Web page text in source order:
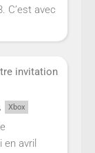
C’est avec
invitation
, Xbox
en avril